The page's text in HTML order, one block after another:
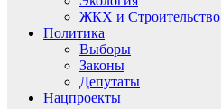
ЖКХ и Строительство
Политика
Выборы
Законы
Депутаты
Нацпроекты